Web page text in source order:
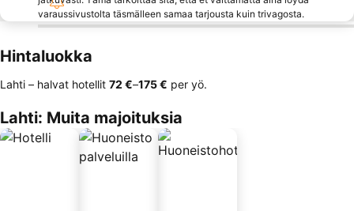
varaussivustolta täsmälleen samaa tarjousta kuin trivagosta.
Hintaluokka
Lahti – halvat hotellit ‎72 €–‎175 € per yö.
Lahti: Muita majoituksia